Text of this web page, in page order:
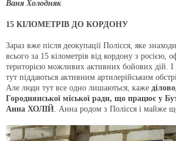
Ваня Холодняк
15 КІЛОМЕТРІВ ДО КОРДОНУ
Зараз вже після деокупації Полісся, яке
всього за 15 кілометрів від кордону з росією,
територією можливих активних бойових дій. І
тут піддаються активним артилерійським
Але люди тут все одно лишаються, каже
Городнянської міської ради, що працює у
Анна ХОЛІЙ. Анна родом з Полісся і майже